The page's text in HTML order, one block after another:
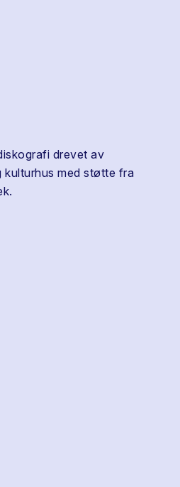
drevet av
kulturhus med støtte fra